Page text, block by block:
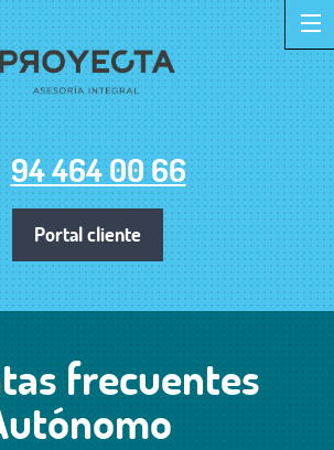
Portal cliente
94 464 00 66
frecuentes